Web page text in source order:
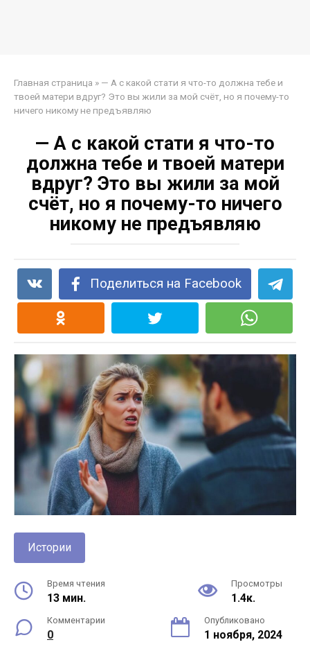
Главная страница » — А с какой стати я что-то должна тебе и
твоей матери вдруг? Это вы жили за мой счёт, но я почему-то
ничего никому не предъявляю
— А с какой стати я что-то
должна тебе и твоей матери
вдруг? Это вы жили за мой
счёт, но я почему-то ничего
никому не предъявляю
Поделиться на Facebook
Истории
Время чтения
13 мин.
Просмотры
1.4к.
Комментарии
0
Опубликовано
1 ноября, 2024